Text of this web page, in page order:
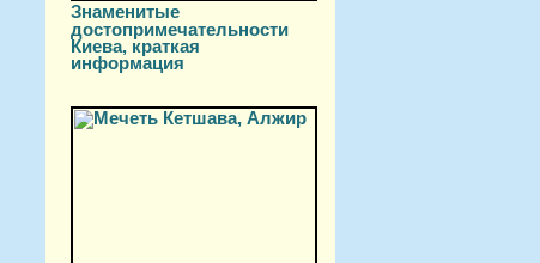
Знаменитые
достопримечательности
Киева, краткая
информация